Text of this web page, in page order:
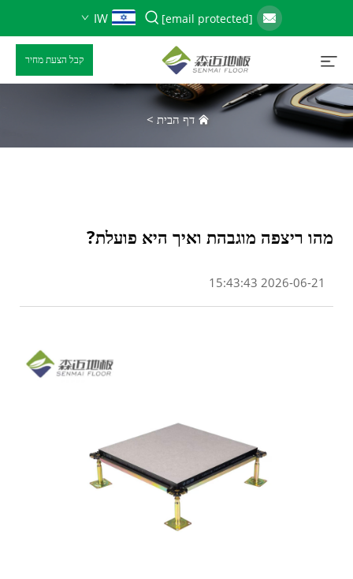
[email protected]
IW
קבל הצעת מחיר
דף הבית >
מהו ריצפה מוגבהת ואיך היא פועלת?
2026-06-21 15:43:43